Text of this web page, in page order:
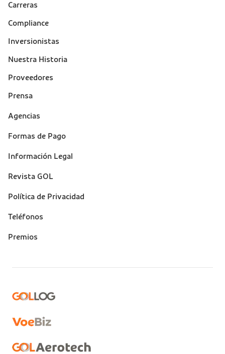
Carreras
Compliance
Inversionistas
Nuestra Historia
Proveedores
Prensa
Suporte
Agencias
Formas de Pago
Información Legal
Revista GOL
Política de Privacidad
Teléfonos
Premios